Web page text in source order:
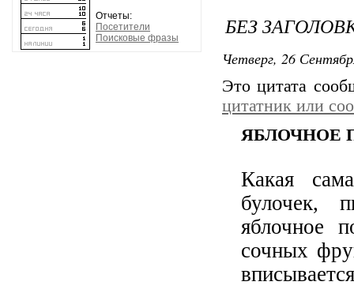
Отчеты:
Посетители
Поисковые фразы
БЕЗ
Четверг, 26
Это цитата
цитатник или
ЯБЛОЧНОЕ
Какая
булочек,
яблочное
сочных